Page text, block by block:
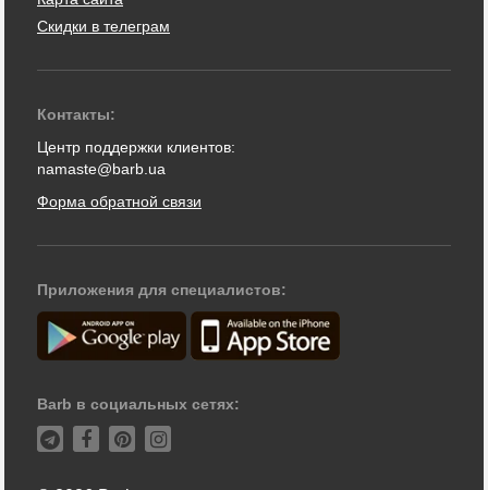
Скидки в телеграм
Контакты:
Центр поддержки клиентов:
namaste@barb.ua
Форма обратной связи
Приложения для специалистов:
Barb в социальных сетях: